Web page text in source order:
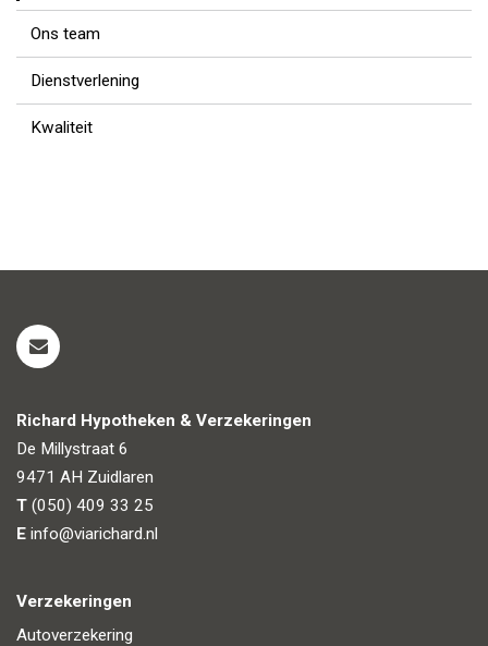
Ons team
Dienstverlening
Kwaliteit
Richard Hypotheken & Verzekeringen
De Millystraat 6
9471 AH Zuidlaren
T (050) 409 33 25
E info@viarichard.nl
Verzekeringen
Autoverzekering